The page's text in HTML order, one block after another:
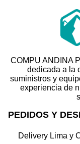
COMPU ANDINA
dedicada a la
suministros y
experiencia de
PEDIDOS Y
Delivery Lima y